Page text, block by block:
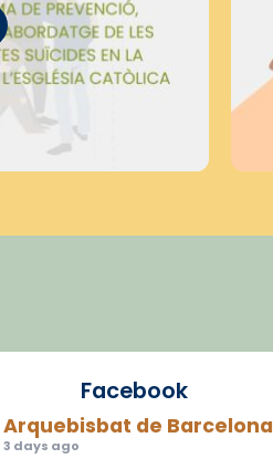
Facebook
Arquebisbat de Barcelona
3 days ago